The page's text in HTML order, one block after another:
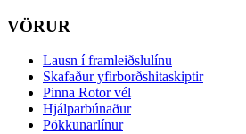
VÖRUR
Lausn í framleiðslulínu
Skafaður yfirborðshitaskiptir
Pinna Rotor vél
Hjálparbúnaður
Pökkunarlínur